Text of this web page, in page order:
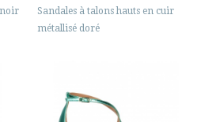

noir
Sandales à talons hauts en cuir
métallisé doré